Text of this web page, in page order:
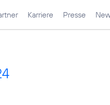
Karriere Presse